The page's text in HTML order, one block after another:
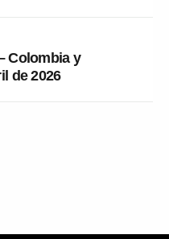
Colombia y
de 2026